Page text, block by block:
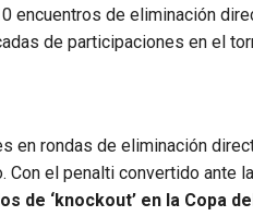
encuentros de eliminación
de participaciones en el
en rondas de eliminación
el penalti convertido ante
de ‘knockout’ en la Copa